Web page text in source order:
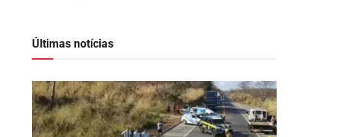
Últimas notícias